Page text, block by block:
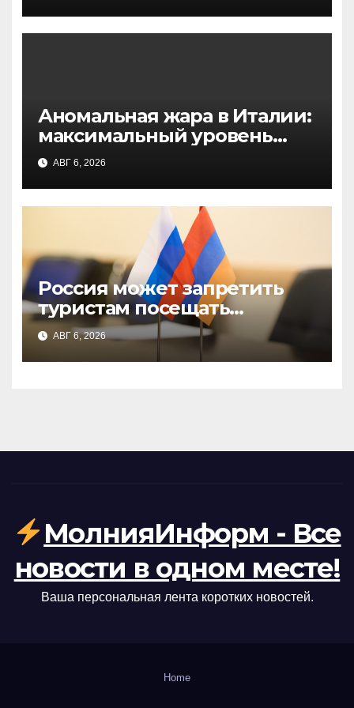
Аномальная жара в Италии:
максимальный уровень
опасности в 27 городах
АВГ 6, 2026
Россия может запретить
туристам посещать
Армению из-за выдачи
граждан
АВГ 6, 2026
МолнияИнформ - Все
новости в одном месте!
Ваша персональная лента коротких новостей.
Home